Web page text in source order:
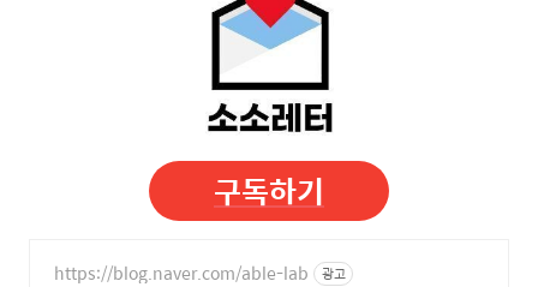
구독하기
https://blog.naver.com/able-lab 광고